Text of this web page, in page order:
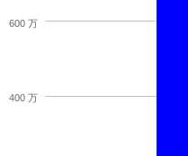
400 万
600 万